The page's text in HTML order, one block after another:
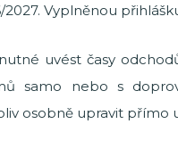
Vyplněnou
uvést časy
samo nebo s
osobně upravit přímo